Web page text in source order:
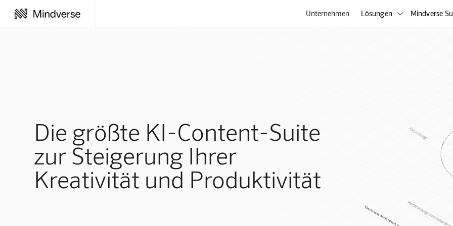
Unternehmen Lösungen  Mindverse
Die größte KI-Content-Suite
zur Steigerung Ihrer
Kreativität und Produktivität
Einen neuen Inhalt erstellen Verbreitung von Inhalten
Forschung